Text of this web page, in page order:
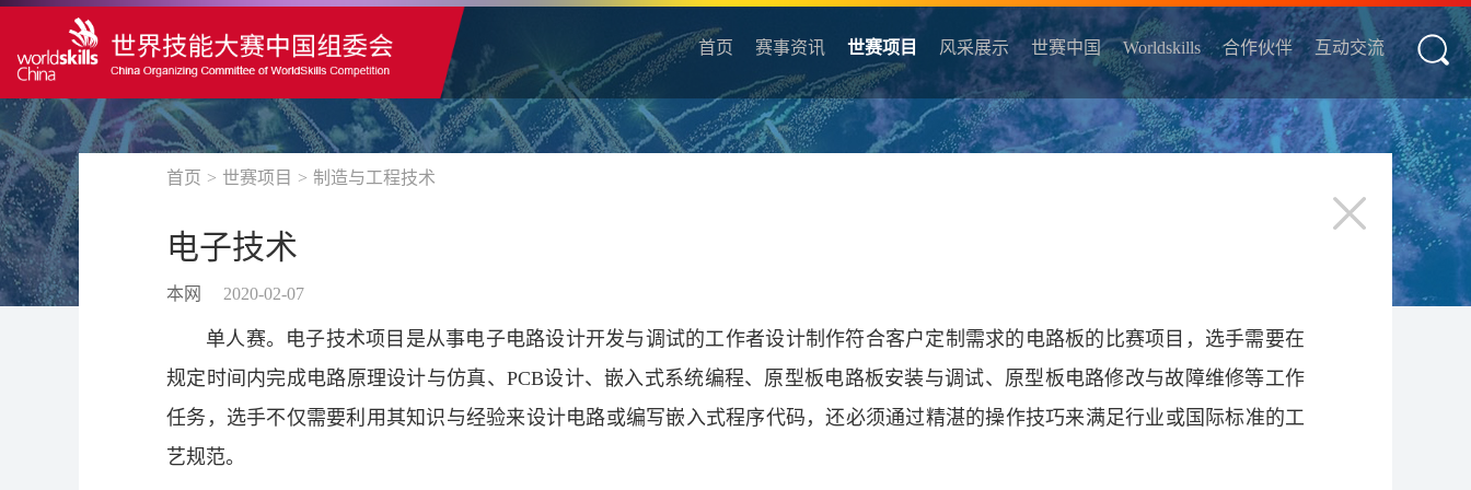
首页 赛事资讯 世赛项目 风采展示 世赛中国 Worldskills 合作伙伴 互动交流
首页 > 世赛项目 > 制造与工程技术
电子技术
本网 2020-02-07
单人赛。电子技术项目是从事电子电路设计开发与调试的工作者设计制作符合客户定制需求的电路板的比赛项目，选手需要在
规定时间内完成电路原理设计与仿真、PCB设计、嵌入式系统编程、原型板电路板安装与调试、原型板电路修改与故障维修等工作
任务，选手不仅需要利用其知识与经验来设计电路或编写嵌入式程序代码，还必须通过精湛的操作技巧来满足行业或国际标准的工
艺规范。